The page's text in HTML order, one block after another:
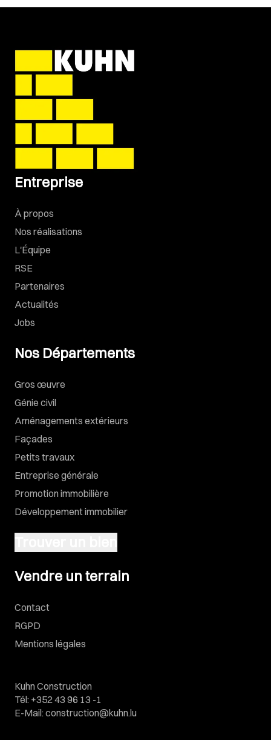
Entreprise
À propos
Nos réalisations
L'Équipe
RSE
Partenaires
Actualités
Jobs
Nos Départements
Gros œuvre
Génie civil
Aménagements extérieurs
Façades
Petits travaux
Entreprise générale
Promotion immobilière
Développement immobilier
Vendre un terrain
Contact
RGPD
Mentions légales
Kuhn Construction
Tél: +352 43 96 13 -1
E-Mail: construction@kuhn.lu